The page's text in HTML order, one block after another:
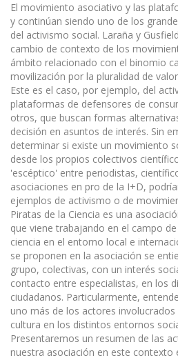
El movimiento asociativo y las
y continúan siendo uno de los
del activismo social. Laraña y
cambio de contexto de los
ámbito relacionado con el binomio
movilización por la pluralidad de
Este es el caso, por ejemplo, del
plataformas de defensores de
otros, que buscan formas
decisión en asuntos de interés. Sin
determinar si existe un movimiento
desde los propios colectivos
'escéptico' entre periodistas,
asociaciones en pro de la I+D,
ejemplos de activismo o de
Piratas de la Ciencia es una
que viene trabajando en el campo
ciencia en el entorno local e
se proponen en la asociación se
grupo, colectivas, con un interés
contacto entre especialistas, en los
ciudadanos. Particularmente,
uno más de los actores
cultura en los distintos entornos
Presentaremos un resumen de las
nuestra asociación en este contexto